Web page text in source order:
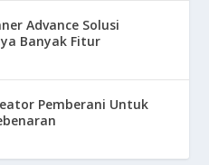
Advance Solusi
Banyak Fitur
Pemberani Untuk